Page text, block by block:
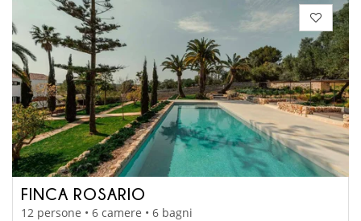
FINCA ROSARIO
12 persone • 6 camere • 6 bagni